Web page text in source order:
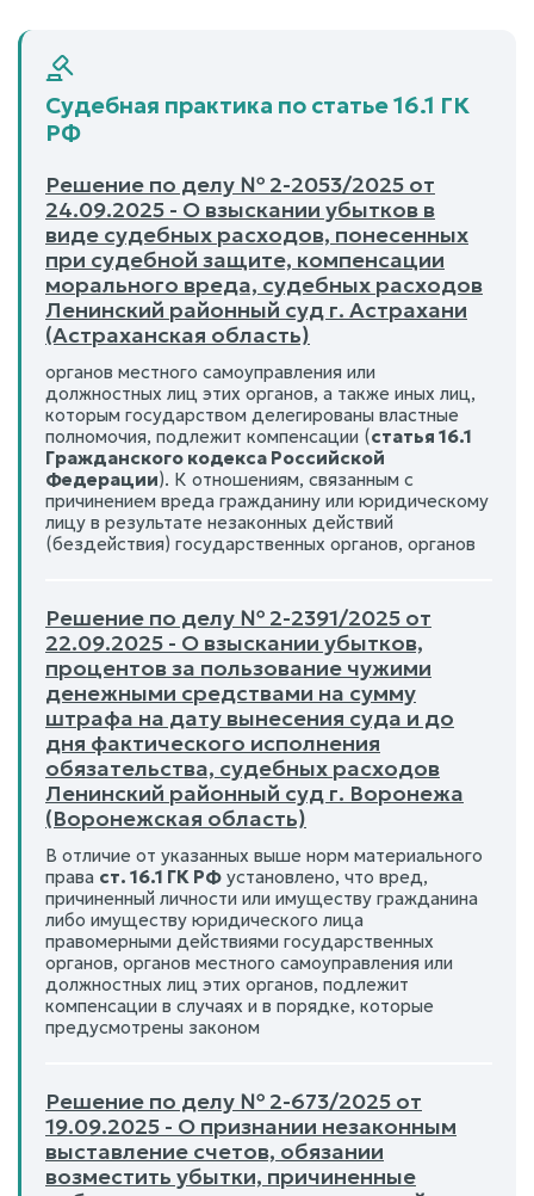
Судебная практика по статье 16.1 ГК
РФ
Решение по делу № 2-2053/2025 от
24.09.2025 - О взыскании убытков в
виде судебных расходов, понесенных
при судебной защите, компенсации
морального вреда, судебных расходов
Ленинский районный суд г. Астрахани
(Астраханская область)
органов местного самоуправления или
должностных лиц этих органов, а также иных лиц,
которым государством делегированы властные
полномочия, подлежит компенсации (статья 16.1
Гражданского кодекса Российской
Федерации). К отношениям, связанным с
причинением вреда гражданину или юридическому
лицу в результате незаконных действий
(бездействия) государственных органов, органов
Решение по делу № 2-2391/2025 от
22.09.2025 - О взыскании убытков,
процентов за пользование чужими
денежными средствами на сумму
штрафа на дату вынесения суда и до
дня фактического исполнения
обязательства, судебных расходов
Ленинский районный суд г. Воронежа
(Воронежская область)
В отличие от указанных выше норм материального
права ст. 16.1 ГК РФ установлено, что вред,
причиненный личности или имуществу гражданина
либо имуществу юридического лица
правомерными действиями государственных
органов, органов местного самоуправления или
должностных лиц этих органов, подлежит
компенсации в случаях и в порядке, которые
предусмотрены законом
Решение по делу № 2-673/2025 от
19.09.2025 - О признании незаконным
выставление счетов, обязании
возместить убытки, причиненные